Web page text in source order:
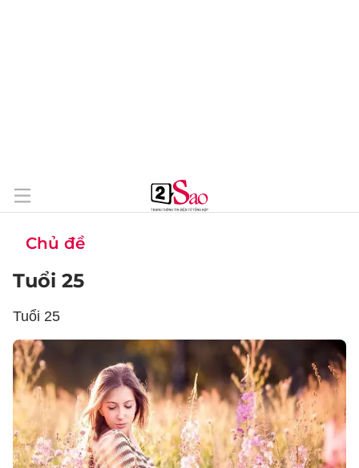
Chủ đề
Tuổi 25
Tuổi 25